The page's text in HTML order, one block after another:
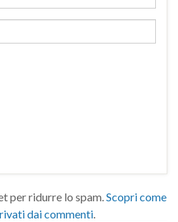
per ridurre lo spam.Scopri come
dai commenti.